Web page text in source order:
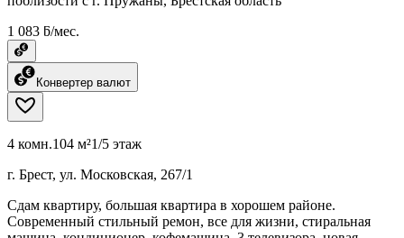
1 083 ƃ/мес.
Конвертер валют
4 комн.104 м²1/5 этаж
г. Брест, ул. Московская, 267/1
Сдам квартиру, большая квартира в хорошем районе.
Современный стильный ремон, все для жизни, стиральная